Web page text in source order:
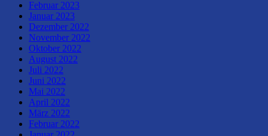
Februar 2023
Januar 2023
Dezember 2022
November 2022
Oktober 2022
August 2022
Juli 2022
Juni 2022
Mai 2022
April 2022
März 2022
Februar 2022